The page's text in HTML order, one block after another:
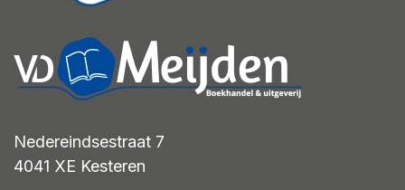
Nedereindsestraat 7
4041 XE Kesteren